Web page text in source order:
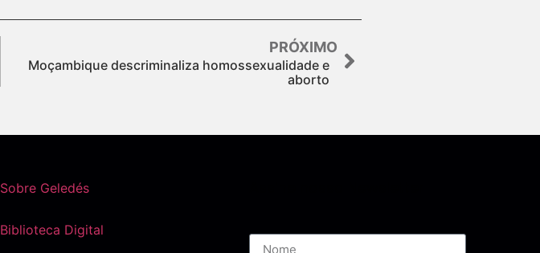
PRÓXIMO
Moçambique descriminaliza homossexualidade e
aborto
Sobre Geledés
Biblioteca Digital